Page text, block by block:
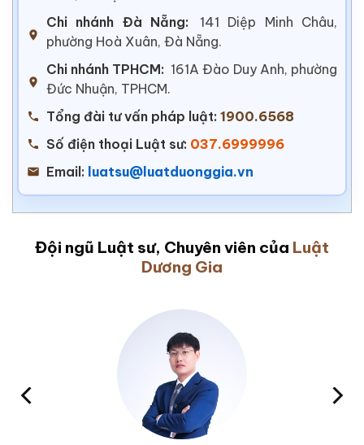
Chi nhánh Đà Nẵng:
141 Diệp Minh Châu,
phường Hoà Xuân, Đà Nẵng.
Chi nhánh TPHCM: 161A Đào Duy Anh, phường
Đức Nhuận, TPHCM.
Tổng đài tư vấn pháp luật: 1900.6568
Số điện thoại Luật sư: 037.6999996
Email: luatsu@luatduonggia.vn
Đội ngũ Luật sư, Chuyên viên của Luật
Dương Gia